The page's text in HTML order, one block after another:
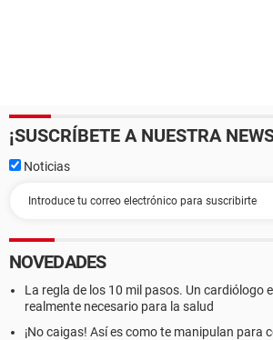
¡SUSCRÍBETE A NUESTRA
Noticias
NOVEDADES
La regla de los 10 mil pasos. Un cardiólogo
realmente necesario para la salud
¡No caigas! Así es como te manipulan para